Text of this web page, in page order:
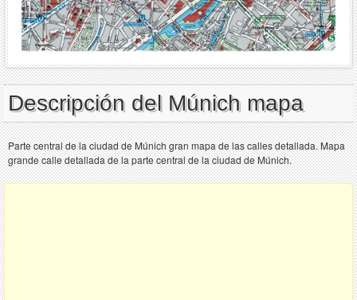
Descripción del Múnich mapa
Parte central de la ciudad de Múnich gran mapa de las calles detallada. Mapa
grande calle detallada de la parte central de la ciudad de Múnich.